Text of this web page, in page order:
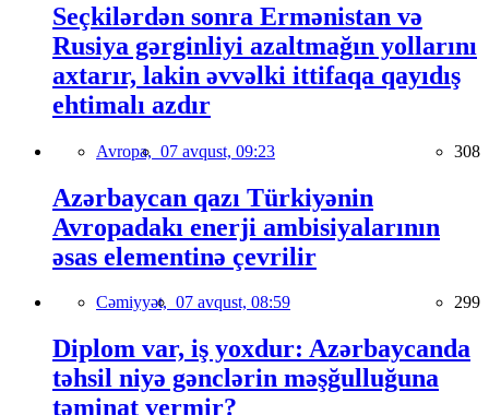
Seçkilərdən sonra Ermənistan və
Rusiya gərginliyi azaltmağın yollarını
axtarır, lakin əvvəlki ittifaqa qayıdış
ehtimalı azdır
Avropa, 07 avqust, 09:23 308
Azərbaycan qazı Türkiyənin
Avropadakı enerji ambisiyalarının
əsas elementinə çevrilir
Cəmiyyət, 07 avqust, 08:59 299
Diplom var, iş yoxdur: Azərbaycanda
təhsil niyə gənclərin məşğulluğuna
təminat vermir?